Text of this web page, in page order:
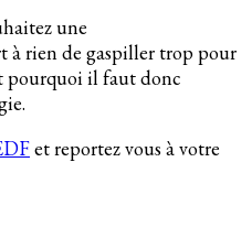
une
à rien de gaspiller trop pour
pourquoi il faut donc
et reportez vous à votre